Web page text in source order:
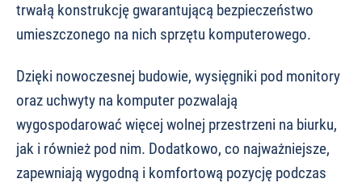
trwałą konstrukcję gwarantującą bezpieczeństwo
umieszczonego na nich sprzętu komputerowego.
Dzięki nowoczesnej budowie, wysięgniki pod monitory
oraz uchwyty na komputer pozwalają
wygospodarować więcej wolnej przestrzeni na biurku,
jak i również pod nim. Dodatkowo, co najważniejsze,
zapewniają wygodną i komfortową pozycję podczas